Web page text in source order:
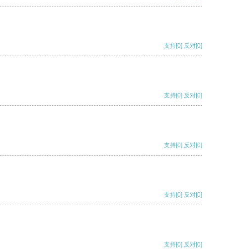
支持[0] 反对[0]
支持[0] 反对[0]
支持[0] 反对[0]
支持[0] 反对[0]
支持[0] 反对[0]